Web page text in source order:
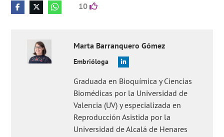
10
Marta Barranquero Gómez
Embrióloga
Graduada en Bioquímica y Ciencias
Biomédicas por la Universidad de
Valencia (UV) y especializada en
Reproducción Asistida por la
Universidad de Alcalá de Henares